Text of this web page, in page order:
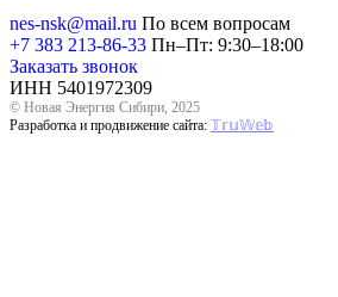
nes-nsk@mail.ru По всем вопросам
+7 383 213-86-33 Пн–Пт: 9:30–18:00
Заказать звонок
ИНН 5401972309
© Новая Энергия Сибири, 2025
Разработка и продвижение сайта: 𝕋𝕣𝕦𝕎𝕖𝕓